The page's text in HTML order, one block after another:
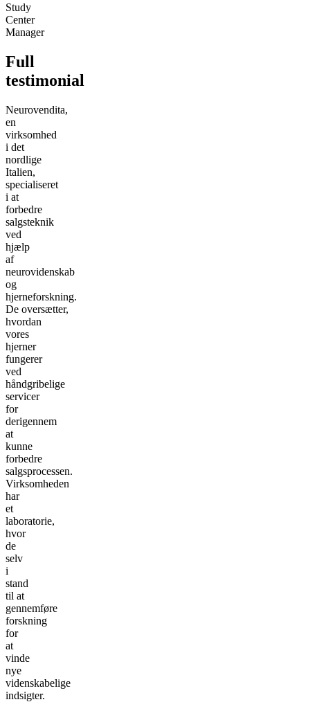
Study
Center
Manager
Full
testimonial
Neurovendita,
en
virksomhed
i det
nordlige
Italien,
specialiseret
i at
forbedre
salgsteknik
ved
hjælp
af
neurovidenskab
og
hjerneforskning.
De oversætter,
hvordan
vores
hjerner
fungerer
ved
håndgribelige
servicer
for
derigennem
at
kunne
forbedre
salgsprocessen.
Virksomheden
har
et
laboratorie,
hvor
de
selv
i
stand
til at
gennemføre
forskning
for
at
vinde
nye
videnskabelige
indsigter.